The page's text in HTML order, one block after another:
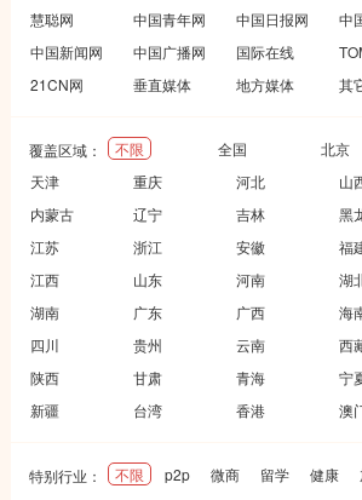
慧聪网
中国青年网 中国日报网
中
中国新闻网
中国广播网 国际在线
21CN网
垂直媒体 地方媒体 其
覆盖区域： 不限 全国 北京
天津
重庆 河北
山
内蒙古
辽宁 吉林
黑
江苏
浙江 安徽
福
江西
山东 河南
湖
湖南
广东 广西
海
四川
贵州 云南
西
陕西
甘肃 青海
宁
新疆
台湾 香港 澳
特别行业： 不限 p2p 微商 留学 健康